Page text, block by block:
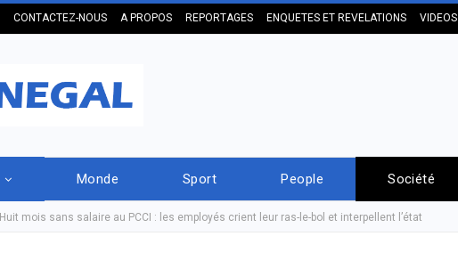
CONTACTEZ-NOUS A PROPOS REPORTAGES ENQUETES ET REVELATIONS VIDEOS
Monde Sport People Société
Huit mois sans salaire au PCCI : les employés crient leur ras-le-bol et interpellent l’état